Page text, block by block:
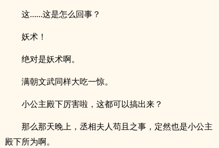
这……这是怎么回事？
妖术！
绝对是妖术啊。
满朝文武同样大吃一惊。
小公主殿下厉害啦，这都可以搞出来？
那么那天晚上，丞相夫人苟且之事，定然也是小公主
殿下所为啊。